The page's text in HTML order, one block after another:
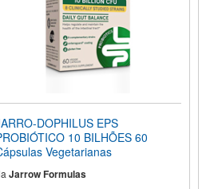
DOPHILUS EPS
10 BILHÕES 60
Vegetarianas
Jarrow Formulas